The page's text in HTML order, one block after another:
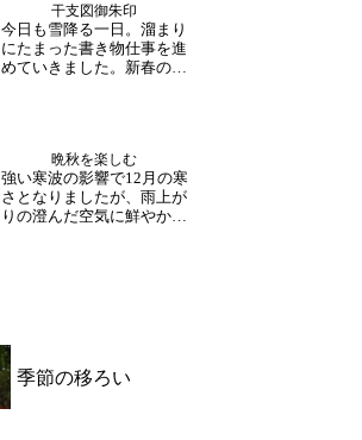
ようです。副住職との茶礼
の後に、写経を体験されま
した。本日はご来山あり
が...
干支図御朱印
今日も雪降る一日。溜まり
にたまった書き物仕事を進
めていきました。新春の御
す。職員さんもその宣材写
真撮影のため、一所懸命撮
影に臨んでいました。そ
う...
晩秋を楽しむ
強い寒波の影響で12月の寒
さとなりましたが、雨上が
りの澄んだ空気に鮮やかな
昼過ぎからは晴れ間も広...
季節の移ろい